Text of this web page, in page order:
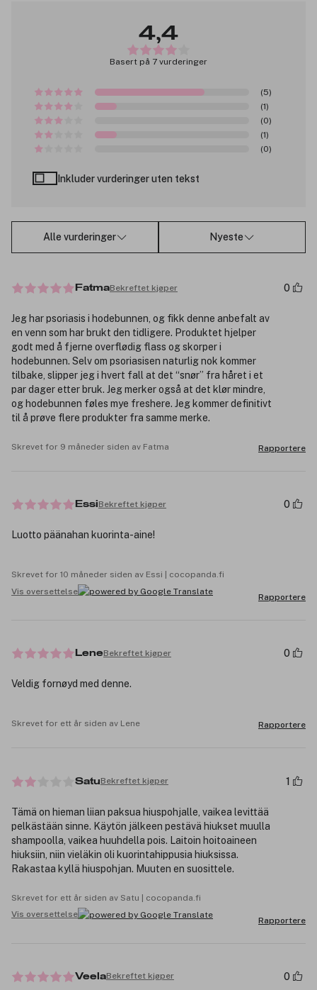
4,4
Basert på 7 vurderinger
(5)
(1)
(0)
(1)
(0)
Inkluder vurderinger uten tekst
Alle vurderinger Nyeste
FatmaBekreftet kjøper 0
Jeg har psoriasis i hodebunnen, og fikk denne anbefalt av
en venn som har brukt den tidligere. Produktet hjelper
godt med å fjerne overflødig flass og skorper i
hodebunnen. Selv om psoriasisen naturlig nok kommer
tilbake, slipper jeg i hvert fall at det “snør” fra håret i et
par dager etter bruk. Jeg merker også at det klør mindre,
og hodebunnen føles mye freshere. Jeg kommer definitivt
til å prøve flere produkter fra samme merke.
Skrevet for 9 måneder siden av Fatma Rapportere
EssiBekreftet kjøper 0
Luotto päänahan kuorinta-aine!
Skrevet for 10 måneder siden av Essi | cocopanda.fi
Vis oversettelse
Rapportere
LeneBekreftet kjøper 0
Veldig fornøyd med denne.
Skrevet for ett år siden av Lene Rapportere
SatuBekreftet kjøper 1
Tämä on hieman liian paksua hiuspohjalle, vaikea levittää
pelkästään sinne. Käytön jälkeen pestävä hiukset muulla
shampoolla, vaikea huuhdella pois. Laitoin hoitoaineen
hiuksiin, niin vieläkin oli kuorintahippusia hiuksissa.
Rakastaa kyllä hiuspohjan. Muuten en suosittele.
Skrevet for ett år siden av Satu | cocopanda.fi
Vis oversettelse
Rapportere
VeelaBekreftet kjøper 0